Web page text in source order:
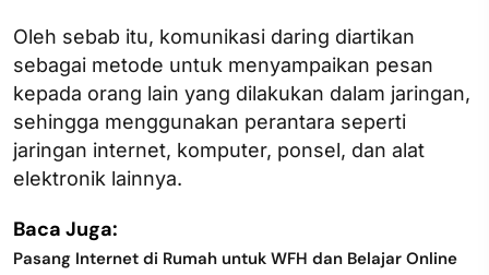
Oleh sebab itu, komunikasi daring diartikan
sebagai metode untuk menyampaikan pesan
kepada orang lain yang dilakukan dalam jaringan,
sehingga menggunakan perantara seperti
jaringan internet, komputer, ponsel, dan alat
elektronik lainnya.
Baca Juga:
Pasang Internet di Rumah untuk WFH dan Belajar Online